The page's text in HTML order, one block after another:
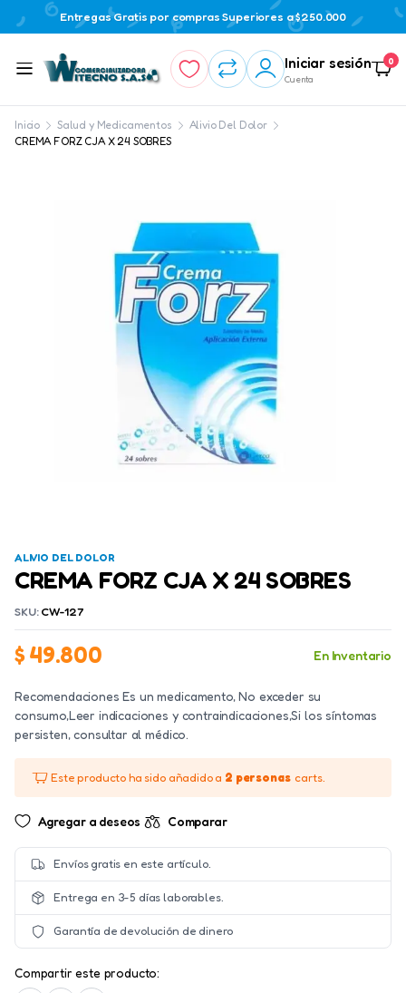
Entregas Gratis por compras Superiores a $250.000
Iniciar sesión
Cuenta
0
Inicio Salud y Medicamentos
Alivio Del Dolor
CREMA FORZ CJA X 24 SOBRES
ALIVIO DEL DOLOR
CREMA FORZ CJA X 24 SOBRES
SKU: CW-127
$49.800 En Inventario
Recomendaciones Es un medicamento, No exceder su
consumo,Leer indicaciones y contraindicaciones,Si los síntomas
persisten, consultar al médico.
Este producto ha sido añadido a 2 personas carts.
Agregar a deseos Comparar
Envíos gratis en este artículo.
Entrega en 3-5 días laborables.
Garantía de devolución de dinero
Compartir este producto: